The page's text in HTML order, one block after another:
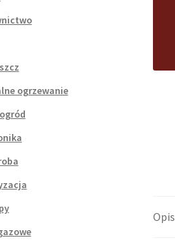
Opis
ogrzewanie